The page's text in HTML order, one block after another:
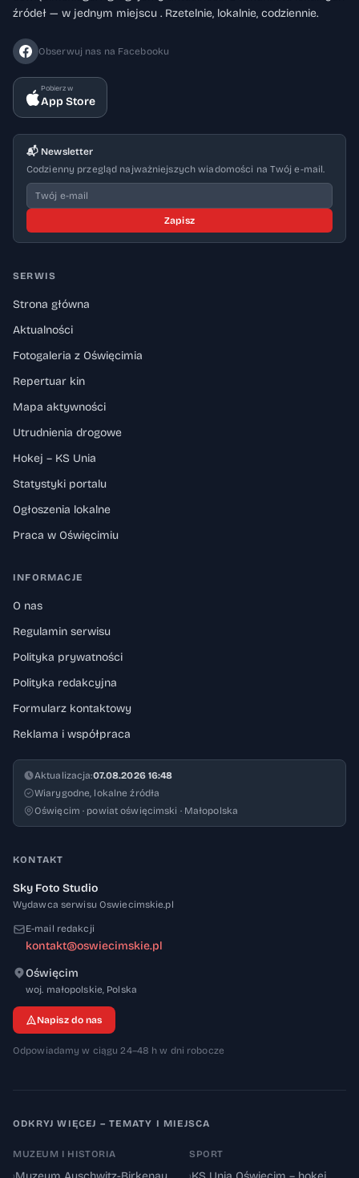
źródeł — w jednym miejscu . Rzetelnie, lokalnie, codziennie.
Obserwuj nas na Facebooku
Pobierz w
App Store
📬 Newsletter
Codzienny przegląd najważniejszych wiadomości na Twój e-mail.
Zapisz
SERWIS
Strona główna
Aktualności
Fotogaleria z Oświęcimia
Repertuar kin
Mapa aktywności
Utrudnienia drogowe
Hokej – KS Unia
Statystyki portalu
Ogłoszenia lokalne
Praca w Oświęcimiu
INFORMACJE
O nas
Regulamin serwisu
Polityka prywatności
Polityka redakcyjna
Formularz kontaktowy
Reklama i współpraca
Aktualizacja:07.08.2026 16:48
Wiarygodne, lokalne źródła
Oświęcim · powiat oświęcimski · Małopolska
KONTAKT
Sky Foto Studio
Wydawca serwisu Oswiecimskie.pl
E-mail redakcji
kontakt@oswiecimskie.pl
Oświęcim
woj. małopolskie, 32-600
Polska
Napisz do nas
Odpowiadamy w ciągu 24–48 h w dni robocze
ODKRYJ WIĘCEJ – TEMATY I MIEJSCA
MUZEUM I HISTORIA SPORT